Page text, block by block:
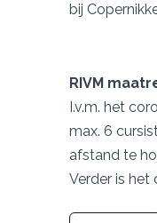
bij
RIVM
I.v.m. het
max. 6
afstand te
Verder is het